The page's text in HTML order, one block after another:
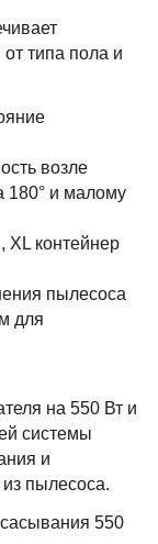
типа пола и
возле
180° и малому
XL контейнер
пылесоса
для
на 550 Вт и
системы
и
пылесоса.
550